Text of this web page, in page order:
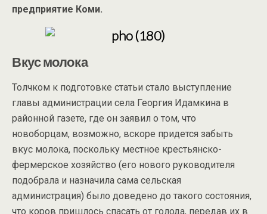
предприятие Коми.
Вкус молока
Толчком к подготовке статьи стало выступление
главы администрации села Георгия Идамкина в
районной газете, где он заявил о том, что
новоборцам, возможно, вскоре придется забыть
вкус молока, поскольку местное крестьянско-
фермерское хозяйство (его нового руководителя
подобрала и назначила сама сельская
администрация) было доведено до такого состояния,
что коров пришлось спасать от голода, передав их в